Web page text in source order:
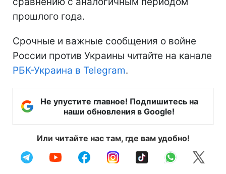
прошлого года.
Срочные и важные сообщения о войне
России против Украины читайте на канале
РБК-Украина в Telegram.
Не упустите главное! Подпишитесь на
наши обновления в Google!
Или читайте нас там, где вам удобно!